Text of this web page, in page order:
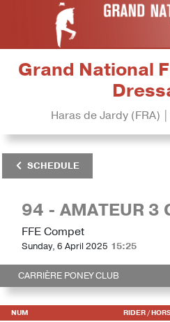
Grand National
Haras de Jardy (FRA)
SCHEDULE
94 - AMATEUR 3
FFE Compet
Sunday, 6 April 2025 15:25
CARRIÈRE PONEY CLUB
NUM RIDER /